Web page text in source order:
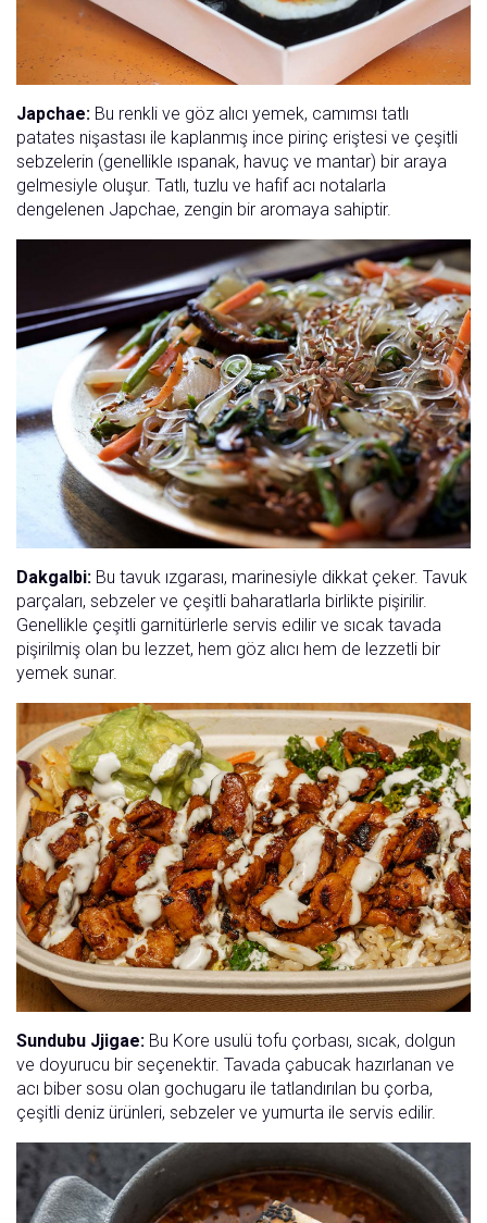
Japchae: Bu renkli ve göz alıcı yemek, camımsı tatlı
patates nişastası ile kaplanmış ince pirinç eriştesi ve çeşitli
sebzelerin (genellikle ıspanak, havuç ve mantar) bir araya
gelmesiyle oluşur. Tatlı, tuzlu ve hafif acı notalarla
dengelenen Japchae, zengin bir aromaya sahiptir.
Dakgalbi: Bu tavuk ızgarası, marinesiyle dikkat çeker. Tavuk
parçaları, sebzeler ve çeşitli baharatlarla birlikte pişirilir.
Genellikle çeşitli garnitürlerle servis edilir ve sıcak tavada
pişirilmiş olan bu lezzet, hem göz alıcı hem de lezzetli bir
yemek sunar.
Sundubu Jjigae: Bu Kore usulü tofu çorbası, sıcak, dolgun
ve doyurucu bir seçenektir. Tavada çabucak hazırlanan ve
acı biber sosu olan gochugaru ile tatlandırılan bu çorba,
çeşitli deniz ürünleri, sebzeler ve yumurta ile servis edilir.